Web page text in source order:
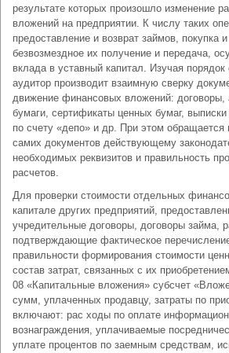
результате которых произошло изменение
вложений на предприятии. К числу таких
предоставление и возврат займов, покупка
безвозмездное их получение и передача,
вклада в уставный капитал. Изучая
аудитор производит взаимную сверку
движение финансовых вложений: договоры,
бумаги, сертификаты ценных бумаг,
по счету «депо» и др. При этом обращается
самих документов действующему
необходимых реквизитов и правильность
расчетов.
Для проверки стоимости отдельных
капитале других предприятий,
учредительные договоры, договоры займа,
подтверждающие фактическое
правильности формирования стоимости
состав затрат, связанных с их
08 «Капитальные вложения» субсчет
сумм, уплаченных продавцу, затраты по
включают: рас ходы по оплате
вознаграждения, уплачиваемые
уплате процентов по заемным средствам,